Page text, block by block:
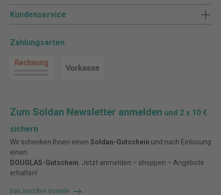
Kundenservice
Zahlungsarten
Zum Soldan Newsletter anmelden und 2 x 10 €
sichern
Wir schenken Ihnen einen Soldan-Gutschein und nach Einlösung
einen
DOUGLAS-Gutschein . Jetzt anmelden – shoppen – Angebote
erhalten!
Das sind Ihre Vorteile